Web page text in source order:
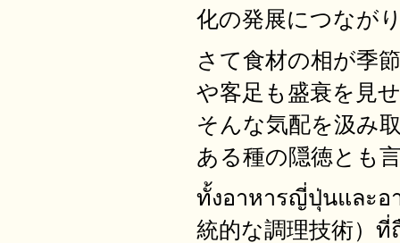
化の発展につなが
さて食材の相が季
や客足も盛衰を見
そんな気配を汲み
ある種の隠徳とも
ทั้งอาหารญี่ปุ่นและอ
統的な調理技術）